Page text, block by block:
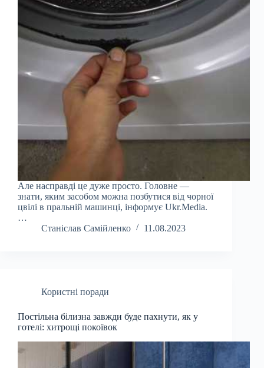
Але насправді це дуже просто. Головне —
знати, яким засобом можна позбутися від чорної
цвілі в пральній машинці, інформує Ukr.Media.
…
Станіслав Самійленко
11.08.2023
Користні поради
Постільна білизна завжди буде пахнути, як у
готелі: хитрощі покоївок